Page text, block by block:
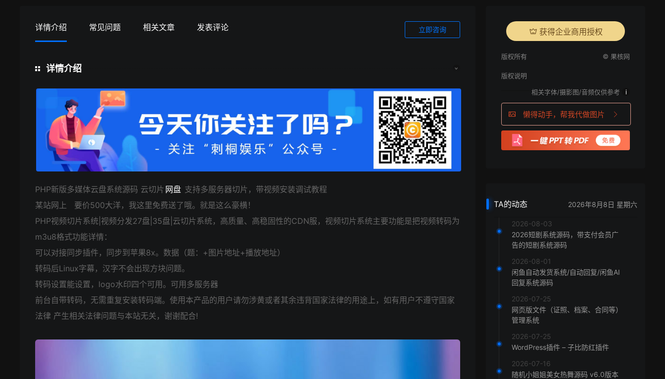
详情介绍 常见问题 相关文章 发表评论 立即咨询
详情介绍
PHP新版多媒体云盘系统源码 云切片 网盘 支持多服务器切片，带视频安装调试教程
某站网上 要价500大洋，我这里免费送了哦。就是这么豪横！
PHP视频切片系统|视频分发27盘|35盘|云切片系统，高质量、高稳固性的CDN服，视频切片系统主要功能是把视频转码为
m3u8格式功能详情：
可以对接同步插件，同步到苹果8x。数据（题：+图片地址+播放地址）
转码后Linux字幕，汉字不会出现方块问题。
转码设置能设置，logo水印四个可用。可用多服务器
前台自带转码，无需重复安装转码端。使用本产品的用户请勿涉黄或者其余违背国家法律的用途上，如有用户不遵守国家
法律 产生相关法律问题与本站无关，谢谢配合!
获得企业商用授权
版权所有 © 果核网
版权说明
相关字体/摄影图/音频仅供参考 i
懒得动手，帮我代做图片
TA的动态 2026年8月8日 星期六
2026-08-03
2026短剧系统源码，带支付会员广
告的短剧系统源码
2026-08-01
闲鱼自动发货系统/自动回复/闲鱼AI
回复系统源码
2026-07-25
网页版文件（证照、档案、合同等）
管理系统
2026-07-25
WordPress插件 – 子比防红插件
2026-07-16
随机小姐姐美女热舞源码 v6.0版本